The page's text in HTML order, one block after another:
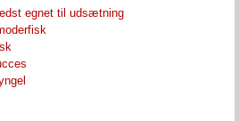
egnet til udsætning